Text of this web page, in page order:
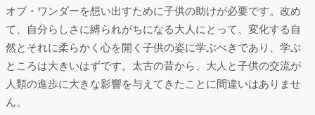
オブ・ワンダーを想い出すために子供の助けが必要です。改め
て、自分らしさに縛られがちになる大人にとって、変化する自
然とそれに柔らかく心を開く子供の姿に学ぶべきであり、学ぶ
ところは大きいはずです。太古の昔から、大人と子供の交流が
人類の進歩に大きな影響を与えてきたことに間違いはありませ
ん。